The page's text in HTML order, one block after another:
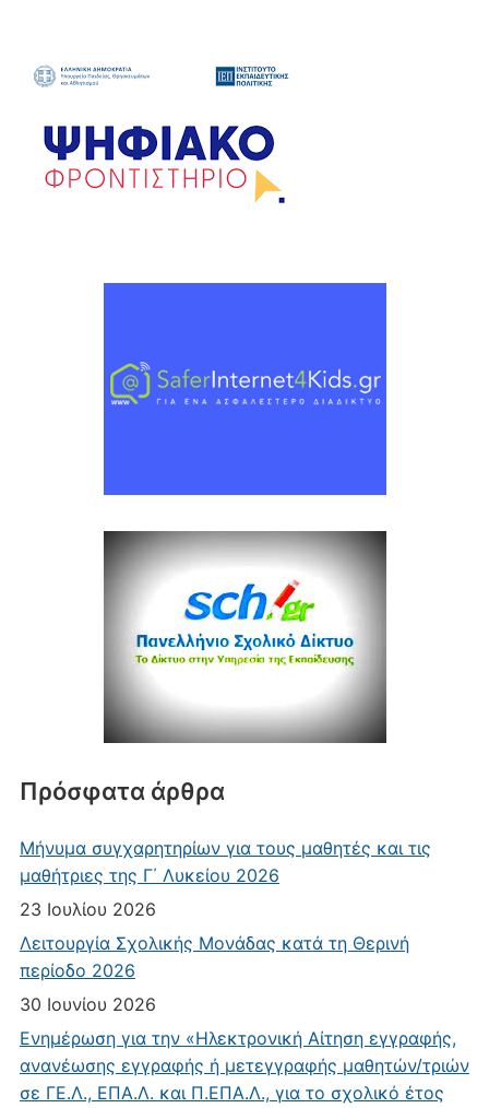
Πρόσφατα άρθρα
Μήνυμα συγχαρητηρίων για τους μαθητές και τις
μαθήτριες της Γ΄ Λυκείου 2026
23 Ιουλίου 2026
Λειτουργία Σχολικής Μονάδας κατά τη Θερινή
περίοδο 2026
30 Ιουνίου 2026
Ενημέρωση για την «Ηλεκτρονική Αίτηση εγγραφής,
ανανέωσης εγγραφής ή μετεγγραφής μαθητών/τριών
σε ΓΕ.Λ., ΕΠΑ.Λ. και Π.ΕΠΑ.Λ., για το σχολικό έτος